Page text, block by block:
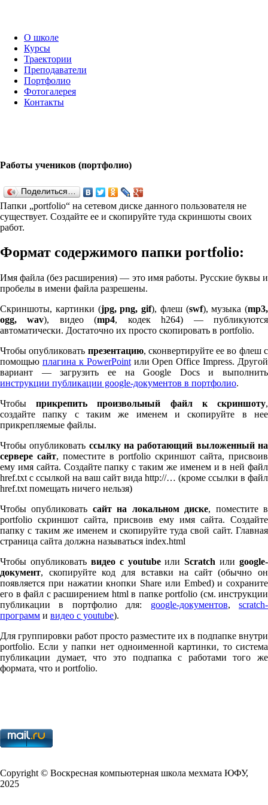
О школе
Курсы
Траектории
Преподаватели
Портфолио
Фотогалерея
Контакты
Работы учеников (портфолио)
Поделиться…
Папки „port­fo­lio“ на сетевом диске данного пользователя не
существует. Создайте ее и скопируйте туда скриншоты своих
работ.
Формат содержимого папки port­fo­lio:
Имя файла (без расширения) — это имя работы. Русские буквы и
пробелы в имени файла разрешены.
Скриншоты, картинки (jpg, png, gif), флеш (swf), музыка (mp3,
ogg, wav), видео (mp4, кодек h264) — публикуются
автоматически. Достаточно их просто скопировать в port­fo­lio.
Чтобы опубликовать презентацию, сконвертируйте ее во флеш с
помощью плагина к Pow­er­Pointили Open Office Impress. Другой
вариант — загрузить ее на Google Docs и выполнить
инструкции публикации google-документов в портфолио.
Чтобыприкрепить произвольный файл к скриншоту,
создайте папку с таким же именем и скопируйте в нее
прикрепляемые файлы.
Чтобы опубликовать ссылку на работающий выложенный на
сервере сайт, поместите в port­fo­lio скриншот сайта, присвоив
ему имя сайта. Создайте папку с таким же именем и в ней файл
href.txt с ссылкой на ваш сайт вида http://… (кроме ссылки в файл
href.txt помещать ничего нельзя)
Чтобы опубликовать сайт на локальном диске, поместите в
port­fo­lio скриншот сайта, присвоив ему имя сайта. Создайте
папку с таким же именем и скопируйте туда свой сайт. Главная
страница сайта должна называться index.html
Чтобы опубликовать видео с youtubeилиScratch или google-
документ, скопируйте код для вставки на сайт (обычно он
появляется при нажатии кнопки Share или Embed) и сохраните
его в файл с расширением html в папке port­fo­lio (см. инструкции
публикации в портфолио для: google-документов,scratch-
программ и видео с youtube).
Для группировки работ просто разместите их в подпапке внутри
port­fo­lio. Если у папки нет одноименной картинки, то система
публикации думает, что это подпапка с работами того же
формата, что и port­fo­lio.
Copy­right © Воскресная компьютерная школа мехмата ЮФУ,
2025